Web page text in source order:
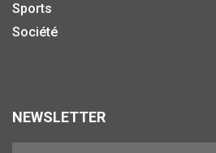
Sports
Société
NEWSLETTER